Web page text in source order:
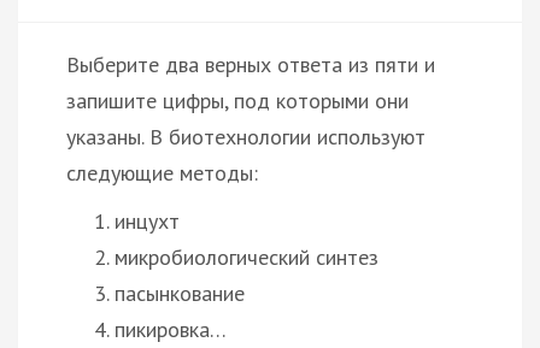
Выберите два верных ответа из пяти и
запишите цифры, под которыми они
указаны. В биотехнологии используют
следующие методы:
инцухт
микробиологический синтез
пасынкование
пикировка…